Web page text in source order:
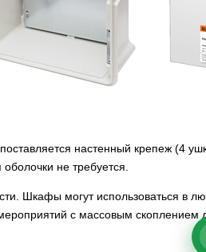
настенный крепеж (4
не требуется.
Шкафы могут использоваться в
с массовым